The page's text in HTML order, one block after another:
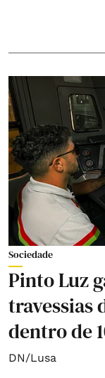
Sociedade
Pinto Luz
travessias
dentro de
DN/Lusa